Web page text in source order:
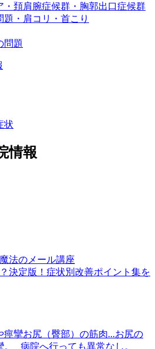
・頚肩腕症候群・胸郭出口症候群
・肩コリ・首こり
問題
状
情報
お尻（臀部）の筋肉...お尻の
。 病院へ行っても異常なし。